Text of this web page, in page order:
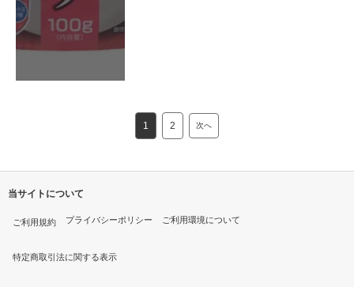
1 2 次へ
当サイトについて
ご利用規約 プライバシーポリシー ご利用環境について
特定商取引法に関する表示